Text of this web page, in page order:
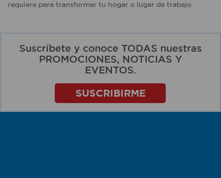
requiere para transformar tu hogar o lugar de trabajo.
Suscríbete y conoce TODAS nuestras
PROMOCIONES, NOTICIAS Y
EVENTOS.
SUSCRIBIRME